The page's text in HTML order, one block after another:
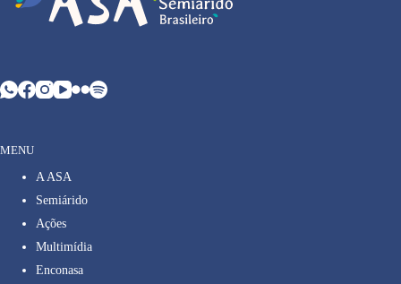
MENU
A ASA
Semiárido
Ações
Multimídia
Enconasa